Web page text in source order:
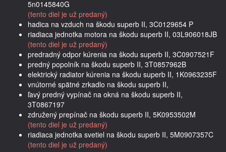
5n0145840G
(tento diel je už predaný)
hadica na vzduch na škodu superb II, 3C0129654 P
riadiaca jednotka motora na škodu superb II, 03L906018JB
(tento diel je už predaný)
predradný odpor kúrenia na škodu superb II, 3C0907521F
predný popolník na škodu superb II, 3T0857962B
elektrický radiator kúrenia na škodu superb II, 1K0963235F
vnútorné spätné zrkadlo na škodu superb II,
ľavý predný vypínač na okná na škodu superb II,
3T0867197
združený prepínač na škodu superb II, 5K0953502M
(tento diel je už predaný)
riadiaca jednotka svetiel na škodu superb II, 5M0907357C
(tento diel je už predaný)